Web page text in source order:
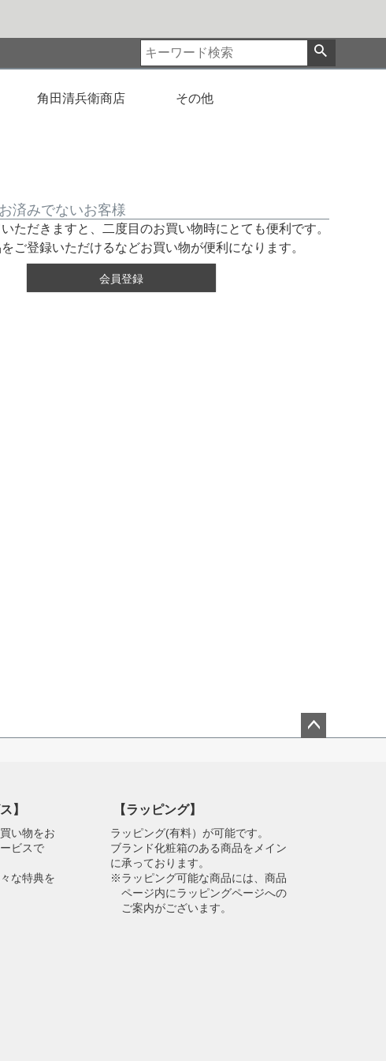
角田清兵衛商店 その他
済みでないお客様
ただきますと、二度目のお買い物時にとても便利です。
ご登録いただけるなどお買い物が便利になります。
会員登録
】
い物をお
ビスで
な特典を
【ラッピング】
ラッピング(有料）が可能です。
ブランド化粧箱のある商品をメイン
に承っております。
※ラッピング可能な商品には、商品
ページ内にラッピングページへの
ご案内がございます。